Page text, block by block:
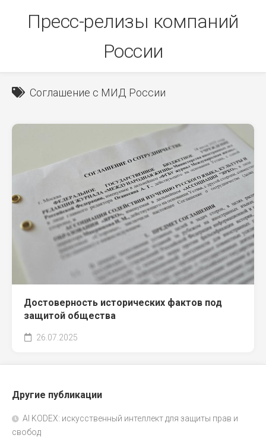
Пресс-релизы компаний
России
Соглашение с МИД России
Достоверность исторических фактов под
защитой общества
26.07.2025
Другие публикации
AI KODEX: искусственный интеллект для защиты прав и
свобод